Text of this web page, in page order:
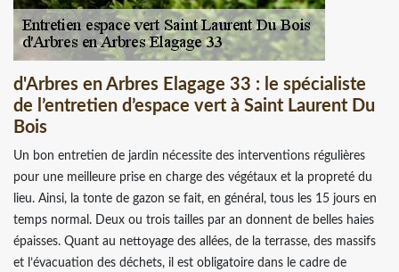
d'Arbres en Arbres Elagage 33 : le spécialiste
de l’entretien d’espace vert à Saint Laurent Du
Bois
Un bon entretien de jardin nécessite des interventions régulières
pour une meilleure prise en charge des végétaux et la propreté du
lieu. Ainsi, la tonte de gazon se fait, en général, tous les 15 jours en
temps normal. Deux ou trois tailles par an donnent de belles haies
épaisses. Quant au nettoyage des allées, de la terrasse, des massifs
et l’évacuation des déchets, il est obligatoire dans le cadre de